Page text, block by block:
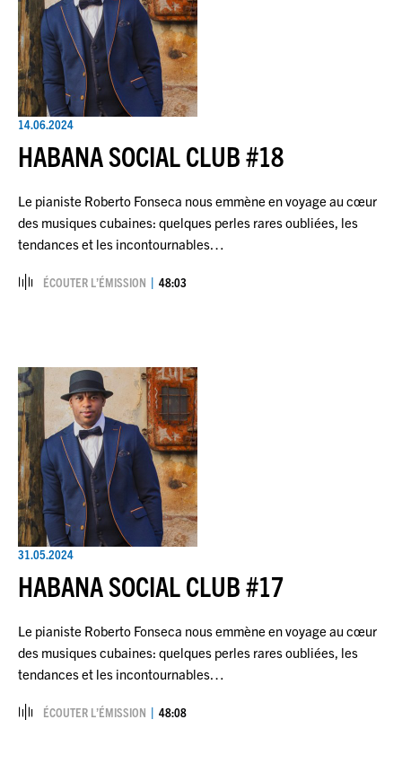
14.06.2024
HABANA SOCIAL CLUB #18
Le pianiste Roberto Fonseca nous emmène en voyage au cœur
des musiques cubaines: quelques perles rares oubliées, les
tendances et les incontournables…
ÉCOUTER L’ÉMISSION 48:03
31.05.2024
HABANA SOCIAL CLUB #17
Le pianiste Roberto Fonseca nous emmène en voyage au cœur
des musiques cubaines: quelques perles rares oubliées, les
tendances et les incontournables…
ÉCOUTER L’ÉMISSION 48:08